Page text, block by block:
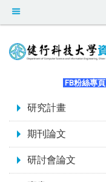
FB粉絲專頁
研究計畫
期刊論文
研討會論文